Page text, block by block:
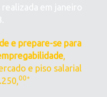
em janeiro
e prepare-se para
,
e piso salarial
00*